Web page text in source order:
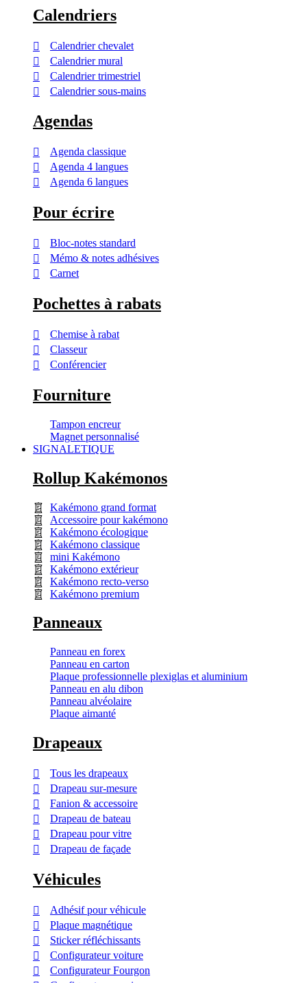
Calendriers
Calendrier chevalet
Calendrier mural
Calendrier trimestriel
Calendrier sous-mains
Agendas
Agenda classique
Agenda 4 langues
Agenda 6 langues
Pour écrire
Bloc-notes standard
Mémo & notes adhésives
Carnet
Pochettes à rabats
Chemise à rabat
Classeur
Conférencier
Fourniture
Tampon encreur
Magnet personnalisé
SIGNALETIQUE
Rollup Kakémonos
Kakémono grand format
Accessoire pour kakémono
Kakémono écologique
Kakémono classique
mini Kakémono
Kakémono extérieur
Kakémono recto-verso
Kakémono premium
Panneaux
Panneau en forex
Panneau en carton
Plaque professionnelle plexiglas et aluminium
Panneau en alu dibon
Panneau alvéolaire
Plaque aimanté
Drapeaux
Tous les drapeaux
Drapeau sur-mesure
Fanion & accessoire
Drapeau de bateau
Drapeau pour vitre
Drapeau de façade
Véhicules
Adhésif pour véhicule
Plaque magnétique
Sticker réfléchissants
Configurateur voiture
Configurateur Fourgon